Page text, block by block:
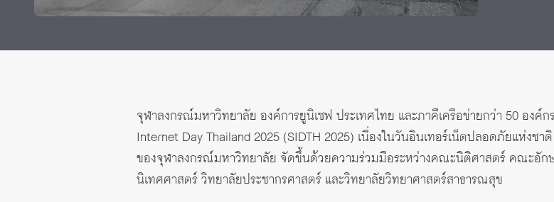
จุฬาลงกรณ์มหาวิทยาลัย องค์การยูนิเซฟ ประเทศไทย และภาคีเครือข่ายกว่า 50 องค์
Internet Day Thailand 2025 (SIDTH 2025) เนื่องในวันอินเทอร์เน็ตปลอดภัยแห่งช
ของจุฬาลงกรณ์มหาวิทยาลัย จัดขึ้นด้วยความร่วมมือระหว่างคณะนิติศาสตร์ คณะอั
นิเทศศาสตร์ วิทยาลัยประชากรศาสตร์ และวิทยาลัยวิทยาศาสตร์สาธารณสุข